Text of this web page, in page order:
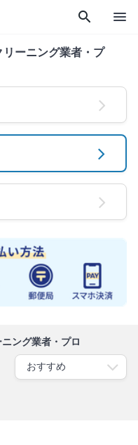
search menu
ーニング業者・プ
ング業者・プロ